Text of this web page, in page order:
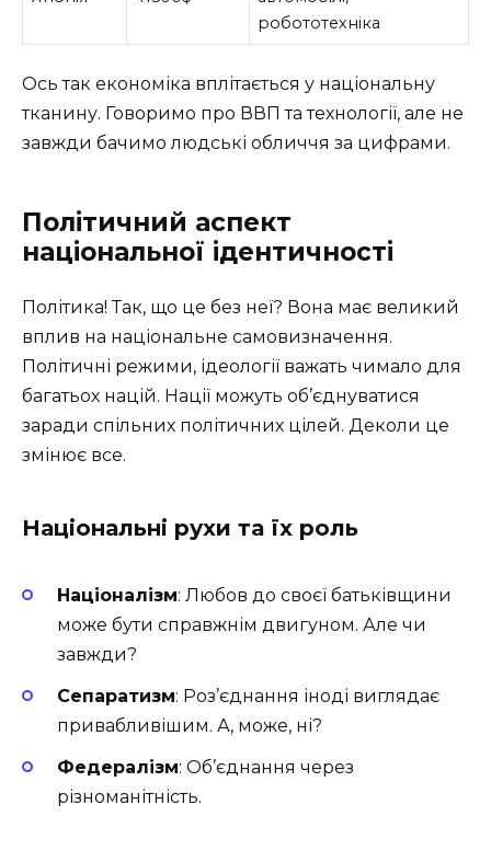
робототехніка
Ось так економіка вплітається у національну
тканину. Говоримо про ВВП та технології, але не
завжди бачимо людські обличчя за цифрами.
Політичний аспект
національної ідентичності
Політика! Так, що це без неї? Вона має великий
вплив на національне самовизначення.
Політичні режими, ідеології важать чимало для
багатьох націй. Нації можуть об’єднуватися
заради спільних політичних цілей. Деколи це
змінює все.
Національні рухи та їх роль
Націоналізм: Любов до своєї батьківщини
може бути справжнім двигуном. Але чи
завжди?
Сепаратизм: Роз’єднання іноді виглядає
привабливішим. А, може, ні?
Федералізм: Об’єднання через
різноманітність.